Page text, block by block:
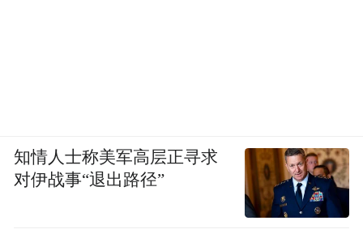
知情人士称美军高层正寻求
对伊战事“退出路径”